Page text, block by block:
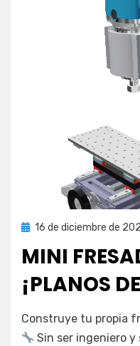
Publicada
16 de diciembre de
MINI
¡PLANOS
por
Construye tu propia
Sin ser ingeniero y